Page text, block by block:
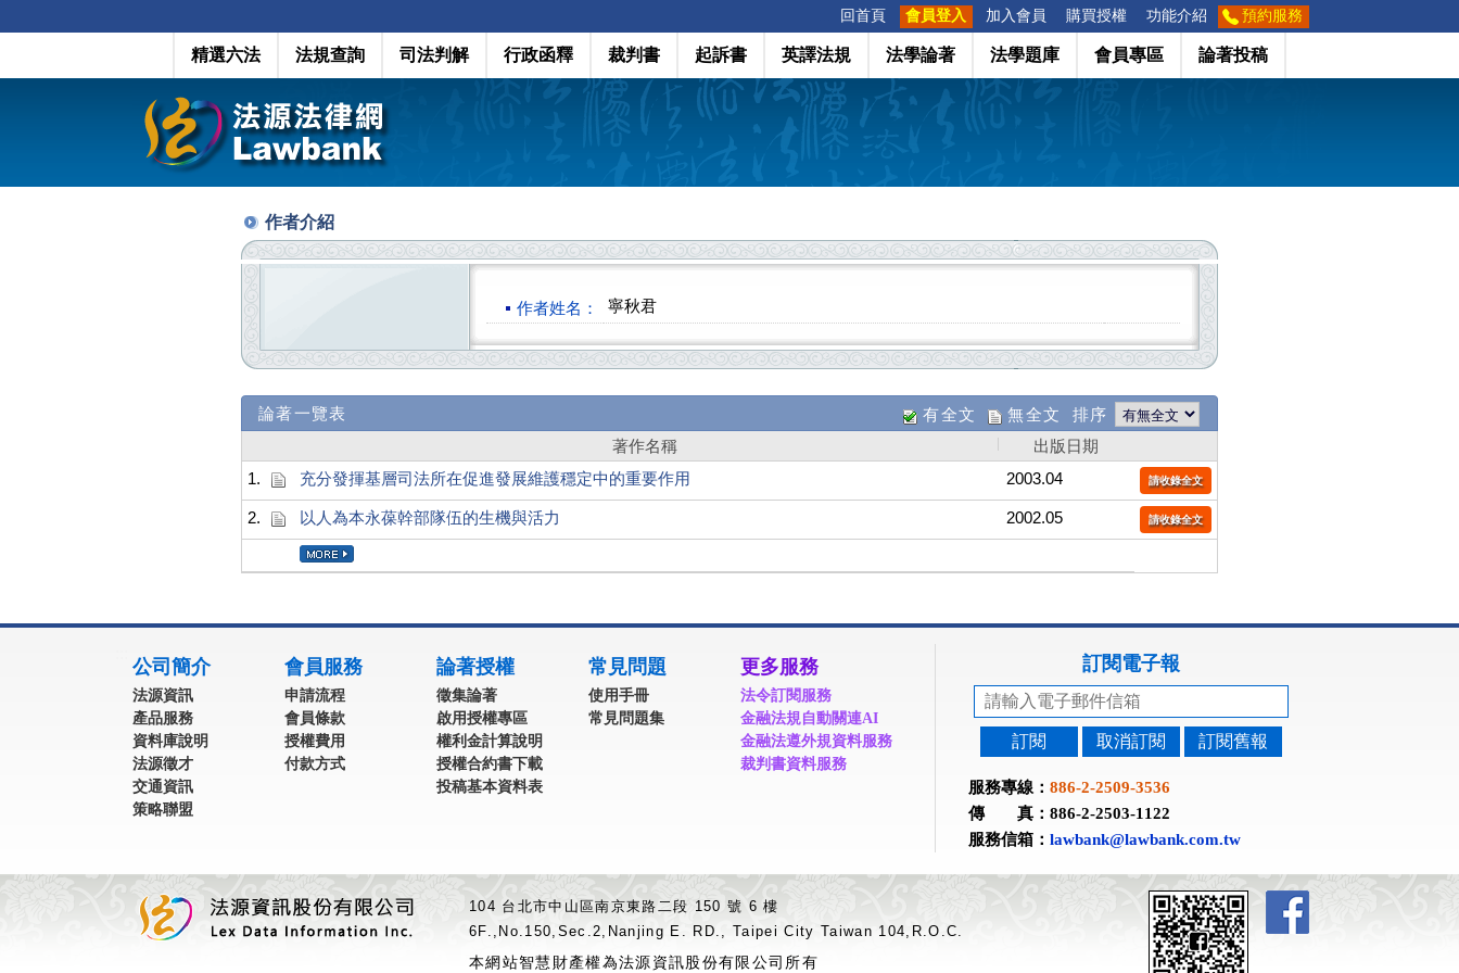
回首頁 會員登入 加入會員 購買授權 功能介紹 預約服務
精選六法 法規查詢 司法判解 行政函釋 裁判書 起訴書 英譯法規 法學論著 法學題庫 會員專區 論著投稿
作者介紹
作者姓名： 寧秋君
論著一覽表 有全文 無全文 排序
著作名稱
出版日期
1.
充分發揮基層司法所在促進發展維護穩定中的重要作用 2003.04 請收錄全文
2. 以人為本永葆幹部隊伍的生機與活力 2002.05 請收錄全文
公司簡介
法源資訊
產品服務
資料庫說明
法源徵才
交通資訊
策略聯盟
會員服務
申請流程
會員條款
授權費用
付款方式
論著授權
徵集論著
啟用授權專區
權利金計算說明
授權合約書下載
投稿基本資料表
常見問題
使用手冊
常見問題集
更多服務
法令訂閱服務
金融法規自動關連AI
金融法遵外規資料服務
裁判書資料服務
訂閱電子報
訂閱 取消訂閱 訂閱舊報
服務專線： 886-2-2509-3536
傳 真：886-2-2503-1122
服務信箱： lawbank@lawbank.com.tw
104 台北市中山區南京東路二段 150 號 6 樓
6F.,No.150,Sec.2,Nanjing E. RD., Taipei City Taiwan 104,R.O.C.
本網站智慧財產權為法源資訊股份有限公司所有